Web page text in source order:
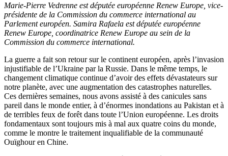
Marie-Pierre Vedrenne est députée européenne Renew Europe, vice-
présidente de la Commission du commerce international au
Parlement européen. Samira Rafaela est députée européenne
Renew Europe, coordinatrice Renew Europe au sein de la
Commission du commerce international.
La guerre a fait son retour sur le continent européen, après l’invasion
injustifiable de l’Ukraine par la Russie. Dans le même temps, le
changement climatique continue d’avoir des effets dévastateurs sur
notre planète, avec une augmentation des catastrophes naturelles.
Ces dernières semaines, nous avons assisté à des canicules sans
pareil dans le monde entier, à d’énormes inondations au Pakistan et à
de terribles feux de forêt dans toute l’Union européenne. Les droits
fondamentaux sont toujours mis à mal aux quatre coins du monde,
comme le montre le traitement inqualifiable de la communauté
Ouïghour en Chine.